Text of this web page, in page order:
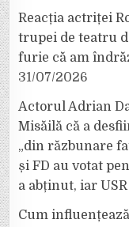
Reacția actriței
trupei de teatru
furie că am
31/07/2026
Actorul Adrian
Misăilă că a
„din răzbunare
și FD au votat
a abținut, iar
Cum